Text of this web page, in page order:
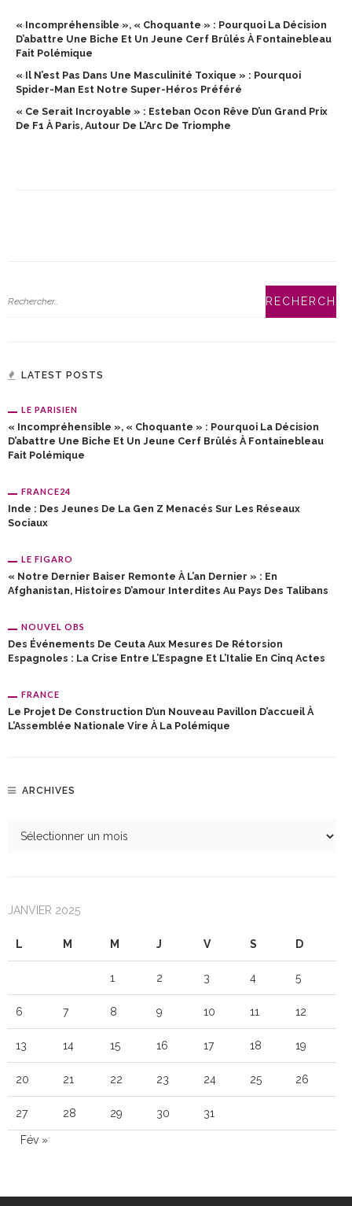
« Incompréhensible », « Choquante » : Pourquoi La Décision
D’abattre Une Biche Et Un Jeune Cerf Brûlés À Fontainebleau
Fait Polémique
« Il N’est Pas Dans Une Masculinité Toxique » : Pourquoi
Spider-Man Est Notre Super-Héros Préféré
« Ce Serait Incroyable » : Esteban Ocon Rêve D’un Grand Prix
De F1 À Paris, Autour De L’Arc De Triomphe
LATEST POSTS
LE PARISIEN
« Incompréhensible », « Choquante » : Pourquoi La Décision
D’abattre Une Biche Et Un Jeune Cerf Brûlés À Fontainebleau
Fait Polémique
FRANCE24
Inde : Des Jeunes De La Gen Z Menacés Sur Les Réseaux
Sociaux
LE FIGARO
« Notre Dernier Baiser Remonte À L’an Dernier » : En
Afghanistan, Histoires D’amour Interdites Au Pays Des Talibans
NOUVEL OBS
Des Événements De Ceuta Aux Mesures De Rétorsion
Espagnoles : La Crise Entre L’Espagne Et L’Italie En Cinq Actes
FRANCE
Le Projet De Construction D’un Nouveau Pavillon D’accueil À
L’Assemblée Nationale Vire À La Polémique
ARCHIVES
JANVIER 2025
L M M J V S D
1 2 3 4 5
6 7 8 9 10 11 12
13 14 15 16 17 18 19
20 21 22 23 24 25 26
27 28 29 30 31
Fév »